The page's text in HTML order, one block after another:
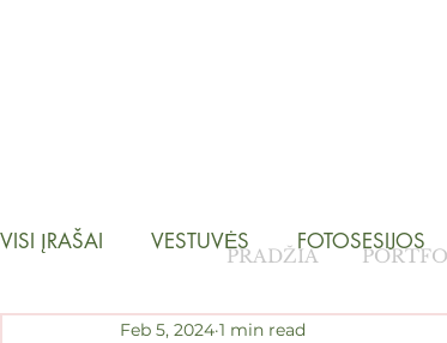
VISI ĮRAŠAI VESTUVĖS FOTOSESIJOS
Feb 5, 2024 1 min read
PRADŽIA